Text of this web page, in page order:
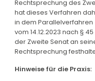
Rechtsprechung des
hat dieses Verfahren
in dem Parallelverfahren
vom 14.12.2023 nach §
der Zweite Senat an
Rechtsprechung
Hinweise für die Praxis: